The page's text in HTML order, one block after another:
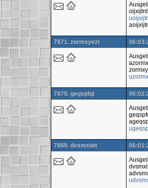
7871. zormxyezr
7870. geqspfqi
7869. dvsmxiwt